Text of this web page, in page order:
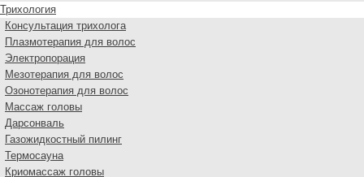
Трихология
Консультация трихолога
Плазмотерапия для волос
Электропорация
Мезотерапия для волос
Озонотерапия для волос
Массаж головы
Дарсонваль
Газожидкостный пилинг
Термосауна
Криомассаж головы